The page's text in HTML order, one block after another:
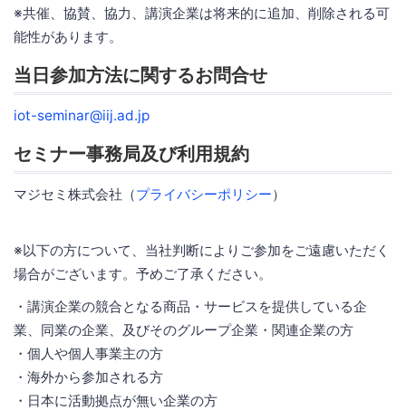
※共催、協賛、協力、講演企業は将来的に追加、削除される可
能性があります。
当日参加方法に関するお問合せ
iot-seminar@iij.ad.jp
セミナー事務局及び利用規約
マジセミ株式会社（プライバシーポリシー）
※以下の方について、当社判断によりご参加をご遠慮いただく
場合がございます。予めご了承ください。
・講演企業の競合となる商品・サービスを提供している企
業、同業の企業、及びそのグループ企業・関連企業の方
・個人や個人事業主の方
・海外から参加される方
・日本に活動拠点が無い企業の方